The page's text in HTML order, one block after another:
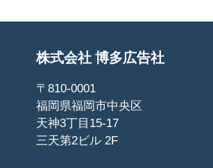
株式会社 博多広告社
〒810-0001
福岡県福岡市中央区
天神3丁目15-17
三天第2ビル 2F